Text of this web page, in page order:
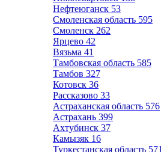
Нефтеюганск 53
Смоленская область 595
Смоленск 262
Ярцево 42
Вязьма 41
Тамбовская область 585
Тамбов 327
Котовск 36
Рассказово 33
Астраханская область 576
Астрахань 399
Ахтубинск 37
Камызяк 16
Туркестанская область 571